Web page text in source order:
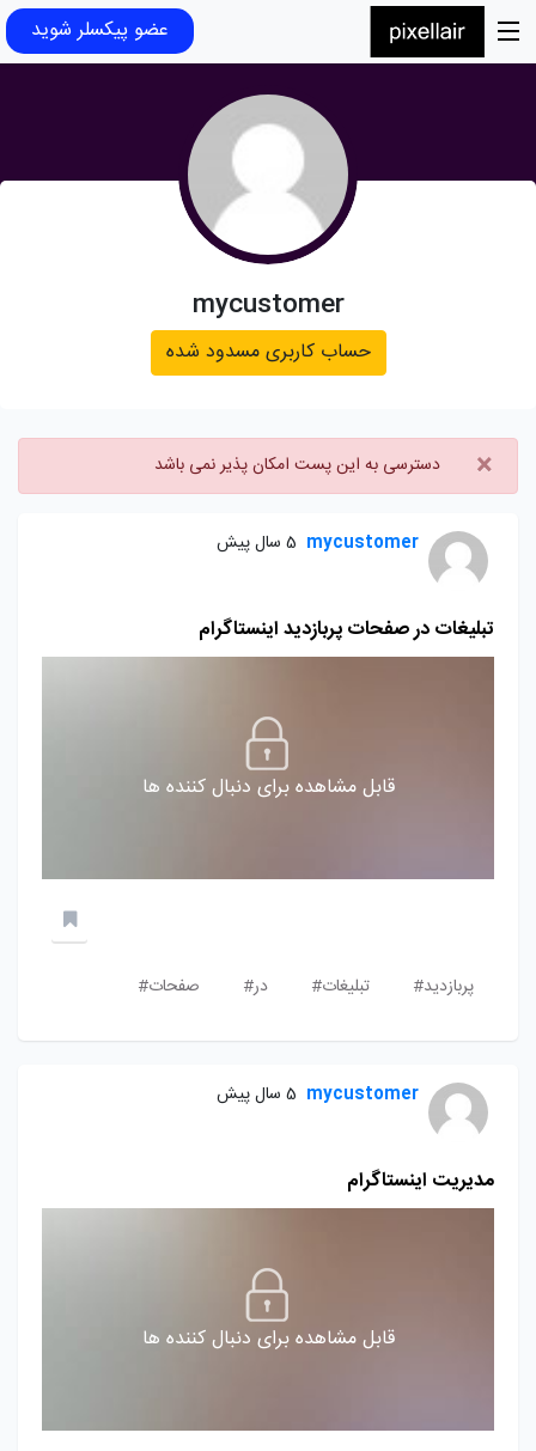
عضو پیکسلر شوید
mycustomer
حساب کاربری مسدود شده
× دسترسی به این پست امکان پذیر نمی باشد
mycustomer 5 سال پیش
تبلیغات در صفحات پربازدید اینستاگرام
قابل مشاهده برای دنبال کننده ها
پربازدید# تبلیغات# در# صفحات#
mycustomer 5 سال پیش
مدیریت اینستاگرام
قابل مشاهده برای دنبال کننده ها